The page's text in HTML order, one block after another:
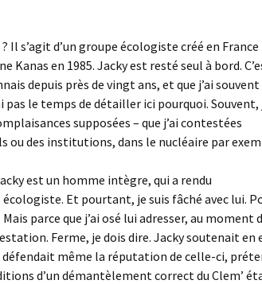
Il s’agit d’un groupe écologiste créé en
Kanas en 1985. Jacky est resté seul à bord.
depuis près de vingt ans, et que j’ai souvent
pas le temps de détailler ici pourquoi. Souvent,
supposées – que j’ai contestées
ou des institutions, dans le nucléaire par
est un homme intègre, qui a rendu
écologiste. Et pourtant, je suis fâché avec lui.
parce que j’ai osé lui adresser, au moment
Ferme, je dois dire. Jacky soutenait en
même la réputation de celle-ci,
d’un démantèlement correct du Clem’